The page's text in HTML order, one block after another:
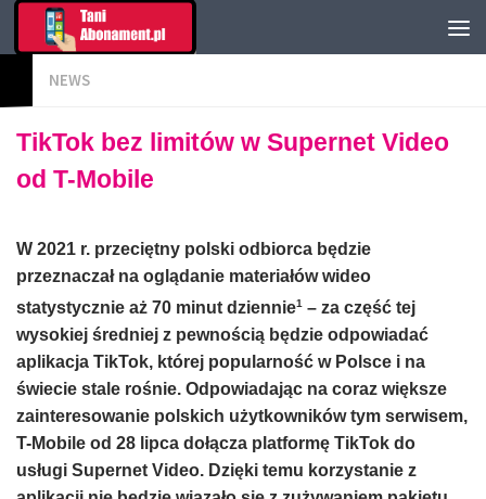
NEWS
TikTok bez limitów w Supernet Video
od T-Mobile
W 2021 r. przeciętny polski odbiorca będzie
przeznaczał na oglądanie materiałów wideo
statystycznie aż 70 minut dziennie1 – za część tej
wysokiej średniej z pewnością będzie odpowiadać
aplikacja TikTok, której popularność w Polsce i na
świecie stale rośnie. Odpowiadając na coraz większe
zainteresowanie polskich użytkowników tym serwisem,
T-Mobile od 28 lipca dołącza platformę TikTok do
usługi Supernet Video. Dzięki temu korzystanie z